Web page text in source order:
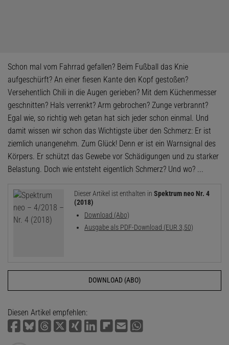
Schon mal vom Fahrrad gefallen? Beim Fußball das Knie
aufgeschürft? An einer fiesen Kante den Kopf gestoßen?
Versehentlich Chili in die Augen gerieben? Mit dem Küchenmesser
geschnitten? Hals verrenkt? Arm gebrochen? Zunge verbrannt?
Egal wie, so richtig weh getan hat sich jeder schon einmal. Und
damit wissen wir schon das Wichtigste über den Schmerz: Er ist
ziemlich unangenehm. Zum Glück! Denn er ist ein Warnsignal des
Körpers. Er schützt das Gewebe vor Schädigungen und zu starker
Belastung. Doch wie entsteht eigentlich Schmerz? Und wo? ...
Dieser Artikel ist enthalten in Spektrum neo Nr. 4
(2018)
Download (Abo)
Ausgabe als PDF-Download (EUR 3,50)
DOWNLOAD (ABO)
Diesen Artikel empfehlen: